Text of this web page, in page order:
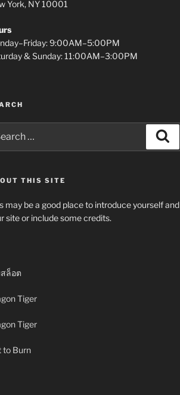
York, NY 10001
9:00AM–5:00PM
& Sunday: 11:00AM–3:00PM
THIS SITE
may be a good place to introduce yourself and
site or include some credits.
สล็อต
Tiger
Tiger
to Burn